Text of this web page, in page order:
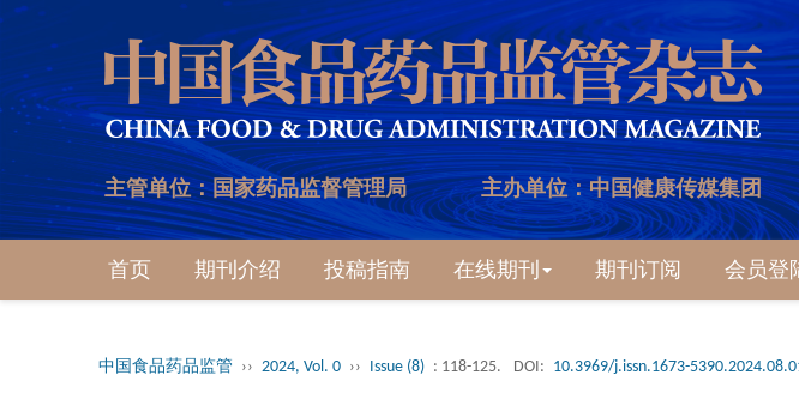
主管单位：国家药品监督管理局 主办单位：中国健康传媒集团
首页 期刊介绍 投稿指南 在线期刊 期刊订阅 会员登
中国食品药品监管 ›› 2024, Vol. 0 ›› Issue (8) : 118-125. DOI: 10.3969/j.issn.1673-